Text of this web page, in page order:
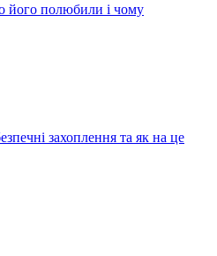
його полюбили і чому
захоплення та як на це